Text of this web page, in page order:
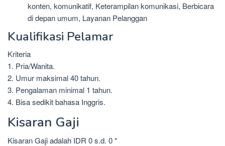
konten, komunikatif, Keterampilan komunikasi, Berbicara
di depan umum, Layanan Pelanggan
Kualifikasi Pelamar
Kriteria
1. Pria/Wanita.
2. Umur maksimal 40 tahun.
3. Pengalaman minimal 1 tahun.
4. Bisa sedikit bahasa Inggris.
Kisaran Gaji
Kisaran Gaji adalah IDR 0 s.d. 0 *